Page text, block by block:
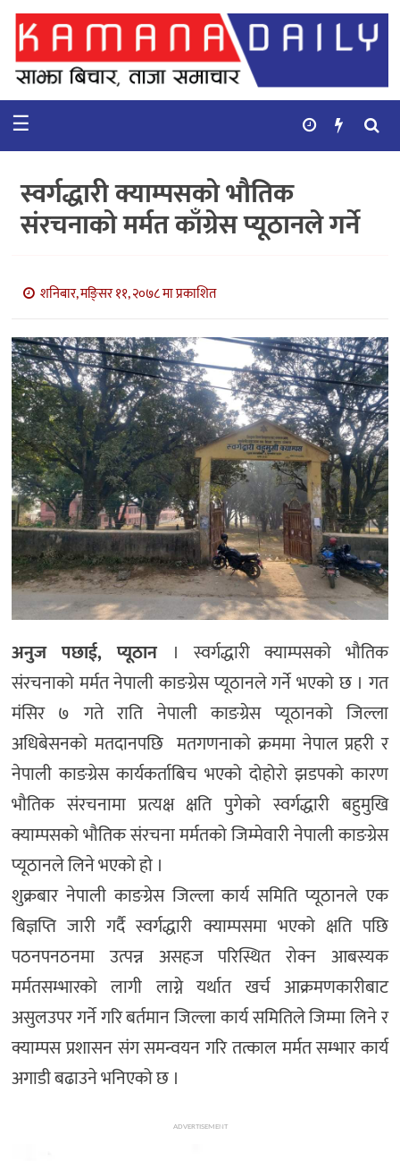
गृहपृष्ठ
समाचार
कुटनिती
कुराकानी
बाणिज्य
भिडियो
सिफारिस
☰
स्वर्गद्धारी क्याम्पसको भौतिक
संरचनाको मर्मत काँग्रेस प्यूठानले गर्ने
शनिबार, मङि्सर ११, २०७८ मा प्रकाशित
अनुज पछाई, प्यूठान। स्वर्गद्धारी क्याम्पसको भौतिक
संरचनाको मर्मत नेपाली काङग्रेस प्यूठानले गर्ने भएको छ । गत
मंसिर ७ गते राति नेपाली काङग्रेस प्यूठानको जिल्ला
अधिबेसनको मतदानपछि मतगणनाको क्रममा नेपाल प्रहरी र
नेपाली काङग्रेस कार्यकर्ताबिच भएको दोहोरो झडपको कारण
भौतिक संरचनामा प्रत्यक्ष क्षति पुगेको स्वर्गद्धारी बहुमुखि
क्याम्पसको भौतिक संरचना मर्मतको जिम्मेवारी नेपाली काङग्रेस
प्यूठानले लिने भएको हो ।
शुक्रबार नेपाली काङग्रेस जिल्ला कार्य समिति प्यूठानले एक
बिज्ञप्ति जारी गर्दै स्वर्गद्धारी क्याम्पसमा भएको क्षति पछि
पठनपनठनमा उत्पन्न असहज परिस्थित रोक्न आबस्यक
मर्मतसम्भारको लागी लाग्ने यर्थात खर्च आक्रमणकारीबाट
असुलउपर गर्ने गरि बर्तमान जिल्ला कार्य समितिले जिम्मा लिने र
क्याम्पस प्रशासन संग समन्वयन गरि तत्काल मर्मत सम्भार कार्य
अगाडी बढाउने भनिएको छ ।
ADVERTISEMENT